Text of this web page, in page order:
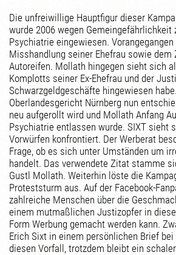
Die unfreiwillige Hauptfigur dieser
wurde 2006 wegen Gemeingefährlichkeit
Psychiatrie eingewiesen.
Misshandlung seiner Ehefrau sowie dem
Autoreifen. Mollath hingegen sieht sich
Komplotts seiner Ex-Ehefrau und der
Schwarzgeldgeschäfte hingewiesen
Oberlandesgericht Nürnberg nun
neu aufgerollt wird und Mollath Anfang
Psychiatrie entlassen wurde. SIXT sieht
Vorwürfen konfrontiert. Der Werberat
Frage, ob es sich unter Umständen um
handelt. Das verwendete Zitat stamme
Gustl Mollath. Weiterhin löste die
Proteststurm aus. Auf der Facebook-
zahlreiche Menschen über die
einem mutmaßlichen Justizopfer in
Form Werbung gemacht werden kann.
Erich Sixt in einem persönlichen Brief
diesen Vorfall, trotzdem bleibt ein